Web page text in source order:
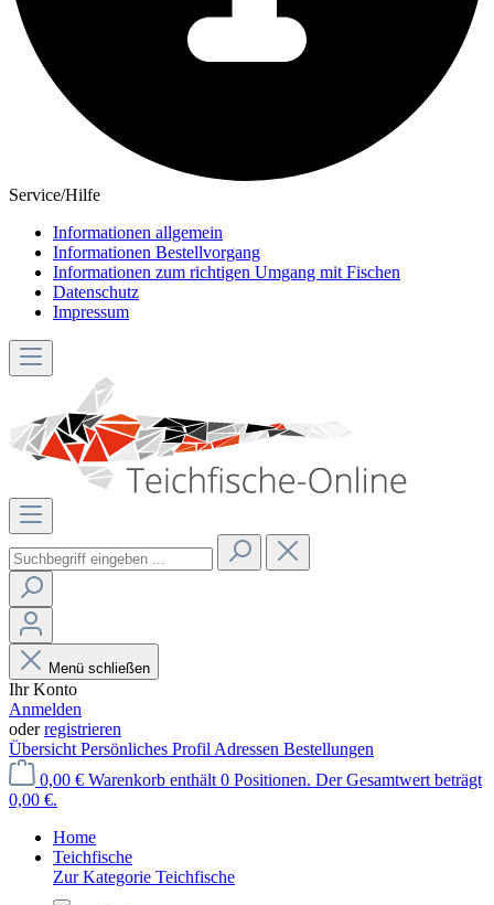
Service/Hilfe
Informationen allgemein
Informationen Bestellvorgang
Informationen zum richtigen Umgang mit Fischen
Datenschutz
Impressum
Menü schließen
Ihr Konto
Anmelden
oderregistrieren
Übersicht Persönliches Profil Adressen Bestellungen
0,00 € Warenkorb enthält 0 Positionen. Der Gesamtwert beträgt
0,00 €.
Home
Teichfische
Zur Kategorie Teichfische